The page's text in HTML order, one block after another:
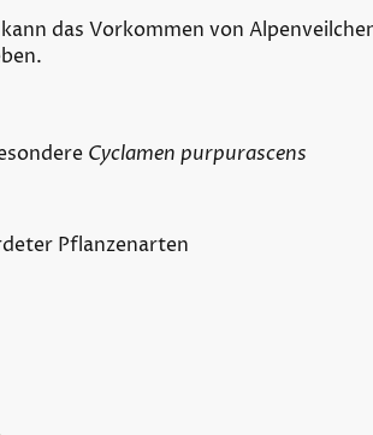
das Vorkommen von
Cyclamen purpurascens
Pflanzenarten